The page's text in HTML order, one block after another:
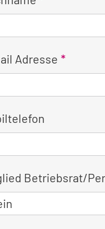
Adresse
Betriebsrat/